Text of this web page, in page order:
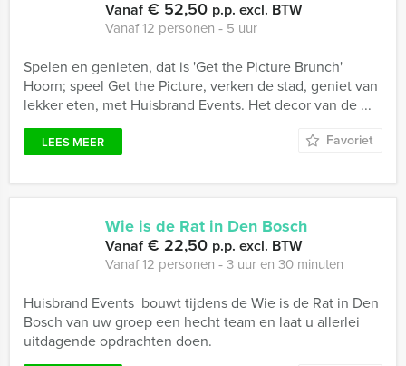
Vanaf€ 52,50 p.p. excl. BTW
Vanaf 12 personen ‐ 5 uur
Spelen en genieten, dat is 'Get the Picture Brunch'
Hoorn; speel Get the Picture, verken de stad, geniet van
lekker eten, met Huisbrand Events. Het decor van de ...
LEES MEER Favoriet
Wie is de Rat in Den Bosch
Vanaf€ 22,50 p.p. excl. BTW
Vanaf 12 personen ‐ 3 uur en 30 minuten
Huisbrand Events bouwt tijdens de Wie is de Rat in Den
Bosch van uw groep een hecht team en laat u allerlei
uitdagende opdrachten doen.